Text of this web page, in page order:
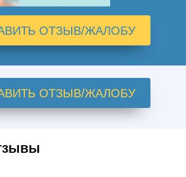
ОТЗЫВ/ЖАЛОБУ
ОТЗЫВ/ЖАЛОБУ